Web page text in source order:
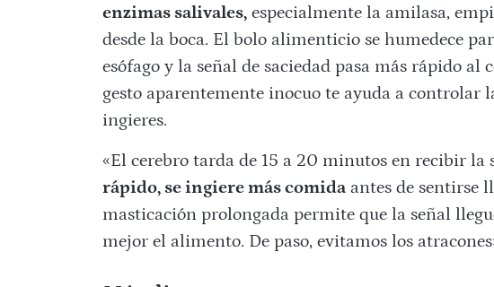
enzimas salivales,especialmente la amilasa,
desde la boca. El bolo alimenticio se humedece
esófago y la señal de saciedad pasa más rápido al
gesto aparentemente inocuo te ayuda a controlar
ingieres.
«El cerebro tarda de 15 a 20 minutos en recibir la
rápido, se ingiere más comidaantes de sentirse
masticación prolongada permite que la señal
mejor el alimento. De paso, evitamos los